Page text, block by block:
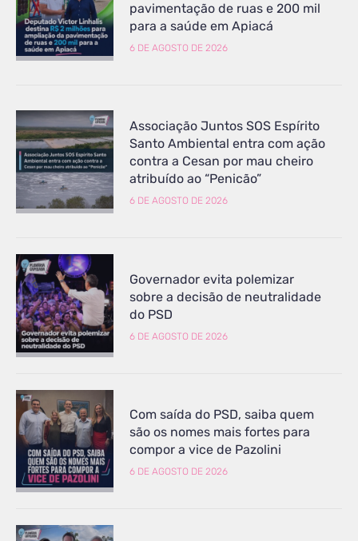
pavimentação de ruas e 200 mil
para a saúde em Apiacá
6 DE AGOSTO DE 2026
Associação Juntos SOS Espírito
Santo Ambiental entra com ação
contra a Cesan por mau cheiro
atribuído ao “Penicão”
6 DE AGOSTO DE 2026
Governador evita polemizar
sobre a decisão de neutralidade
do PSD
6 DE AGOSTO DE 2026
Com saída do PSD, saiba quem
são os nomes mais fortes para
compor a vice de Pazolini
6 DE AGOSTO DE 2026